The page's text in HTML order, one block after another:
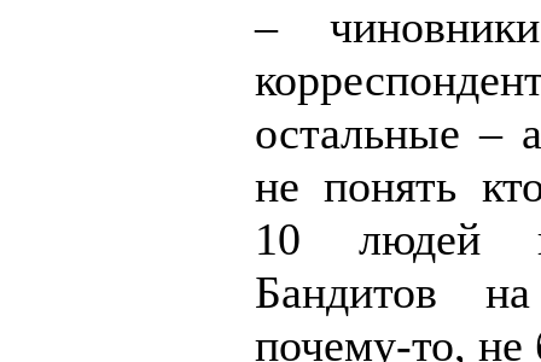
–
остальные –
не понять
10 людей
Бандитов
почему-то, не